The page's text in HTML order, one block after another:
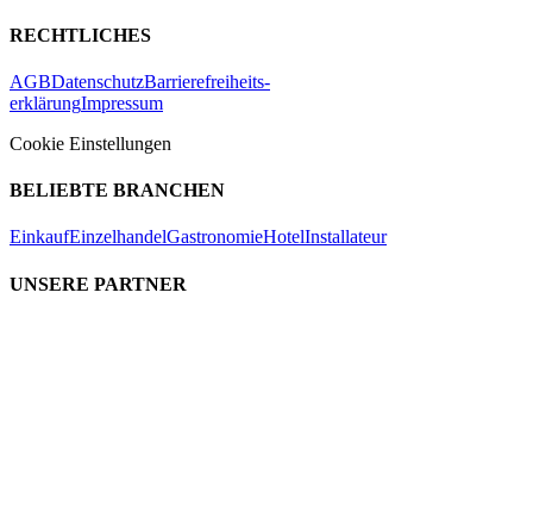
RECHTLICHES
AGBDatenschutzBarrierefreiheits-
erklärungImpressum
Cookie Einstellungen
BELIEBTE BRANCHEN
EinkaufEinzelhandelGastronomieHotelInstallateur
UNSERE PARTNER